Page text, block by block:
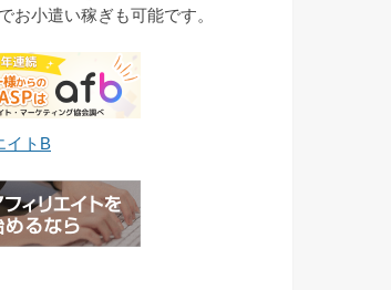
お小遣い稼ぎも可能です。
イトB